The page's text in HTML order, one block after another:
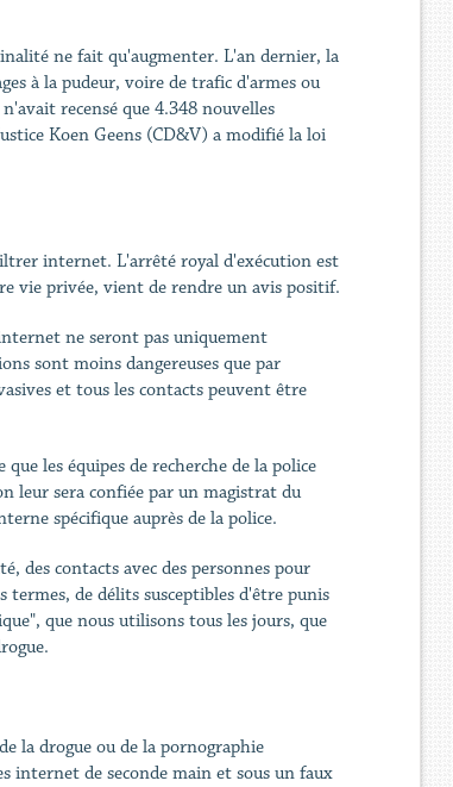
ne fait qu'augmenter. L'an dernier, la
à la pudeur, voire de trafic d'armes ou
recensé que 4.348 nouvelles
Koen Geens (CD&V) a modifié la loi
internet. L'arrêté royal d'exécution est
vie privée, vient de rendre un avis positif.
ne seront pas uniquement
sont moins dangereuses que par
et tous les contacts peuvent être
les équipes de recherche de la police
leur sera confiée par un magistrat du
spécifique auprès de la police.
des contacts avec des personnes pour
de délits susceptibles d'être punis
que nous utilisons tous les jours, que
la drogue ou de la pornographie
internet de seconde main et sous un faux